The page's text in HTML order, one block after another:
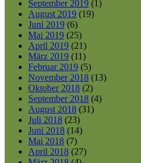
September 2019 (1)
August 2019 (19)
Juni 2019 (6)
Mai 2019 (25)
April 2019 (21)
März 2019 (11)
Februar 2019 (5)
November 2018 (13)
Oktober 2018 (2)
September 2018 (4)
August 2018 (31)
Juli 2018 (23)
Juni 2018 (14)
Mai 2018 (7)
April 2018 (27)